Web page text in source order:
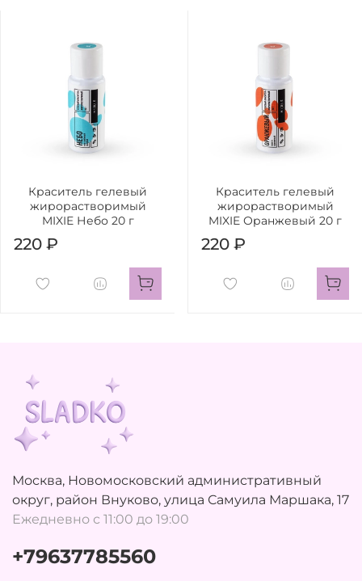
Краситель гелевый
жирорастворимый
MIXIE Небо 20 г
220 ₽
Краситель гелевый
жирорастворимый
MIXIE Оранжевый 20 г
220 ₽
Москва, Новомосковский административный
округ, район Внуково, улица Самуила Маршака, 17
Ежедневно с 11:00 до 19:00
+79637785560